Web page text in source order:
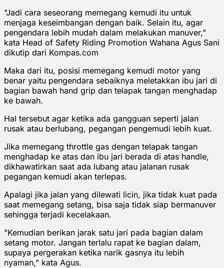
"Jadi cara seseorang memegang kemudi itu untuk
menjaga keseimbangan dengan baik. Selain itu, agar
pengendara lebih mudah dalam melakukan manuver,"
kata Head of Safety Riding Promotion Wahana Agus Sani
dikutip dari Kompas.com
Maka dari itu, posisi memegang kemudi motor yang
benar yaitu pengendara sebaiknya meletakkan ibu jari di
bagian bawah hand grip dan telapak tangan menghadap
ke bawah.
Hal tersebut agar ketika ada gangguan seperti jalan
rusak atau berlubang, pegangan pengemudi lebih kuat.
Jika memegang throttle gas dengan telapak tangan
menghadap ke atas dan ibu jari berada di atas handle,
dikhawatirkan saat ada lubang atau jalanan rusak
pegangan kemudi akan terlepas.
Apalagi jika jalan yang dilewati licin, jika tidak kuat pada
saat memegang setang, bisa saja tidak siap bermanuver
sehingga terjadi kecelakaan.
"Kemudian berikan jarak satu jari pada bagian dalam
setang motor. Jangan terlalu rapat ke bagian dalam,
supaya pergerakan ketika narik gasnya itu lebih
nyaman," kata Agus.